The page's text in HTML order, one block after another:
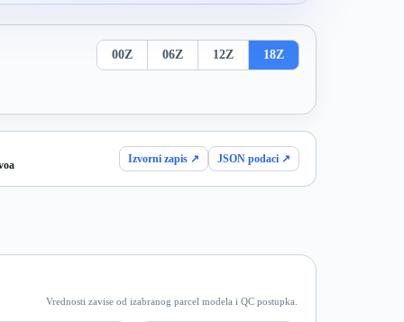
00Z 06Z 12Z 18Z
Izvorni zapis ↗ JSON podaci ↗
Vrednosti zavise od izabranog parcel modela i QC postupka.